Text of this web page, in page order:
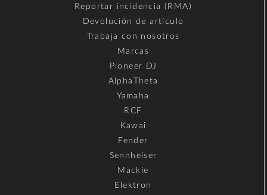
Reportar incidencia (RMA)
Devolución de artículo
Trabaja con nosotros
Marcas
Pioneer DJ
AlphaTheta
Yamaha
RCF
Kawai
Fender
Sennheiser
Mackie
Elektron